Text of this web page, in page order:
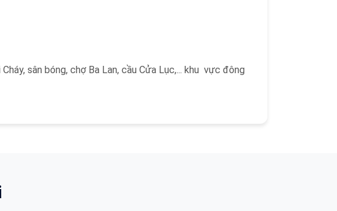
sân bóng, chợ Ba Lan, cầu Cửa Lục,... khu vực đông